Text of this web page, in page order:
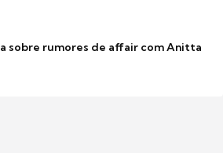
sobre rumores de affair com Anitta